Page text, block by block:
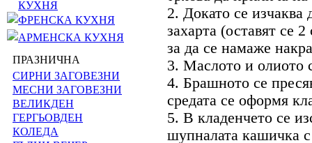
КУХНЯ
ФРЕНСКА КУХНЯ
АРМЕНСКА КУХНЯ
ПРАЗНИЧНА
СИРНИ ЗАГОВЕЗНИ
МЕСНИ ЗАГОВЕЗНИ
ВЕЛИКДЕН
ГЕРГЬОВДЕН
КОЛЕДА
2. Докато се изчаква
захарта (оставят се
за да се намаже
3. Маслото и олиото
4. Брашното се
средата се оформя
5. В кладенчето се
шупналата кашичка